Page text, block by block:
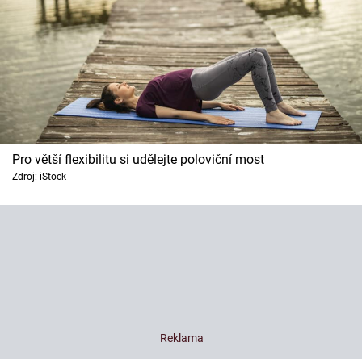
Pro větší flexibilitu si udělejte poloviční most
Zdroj: iStock